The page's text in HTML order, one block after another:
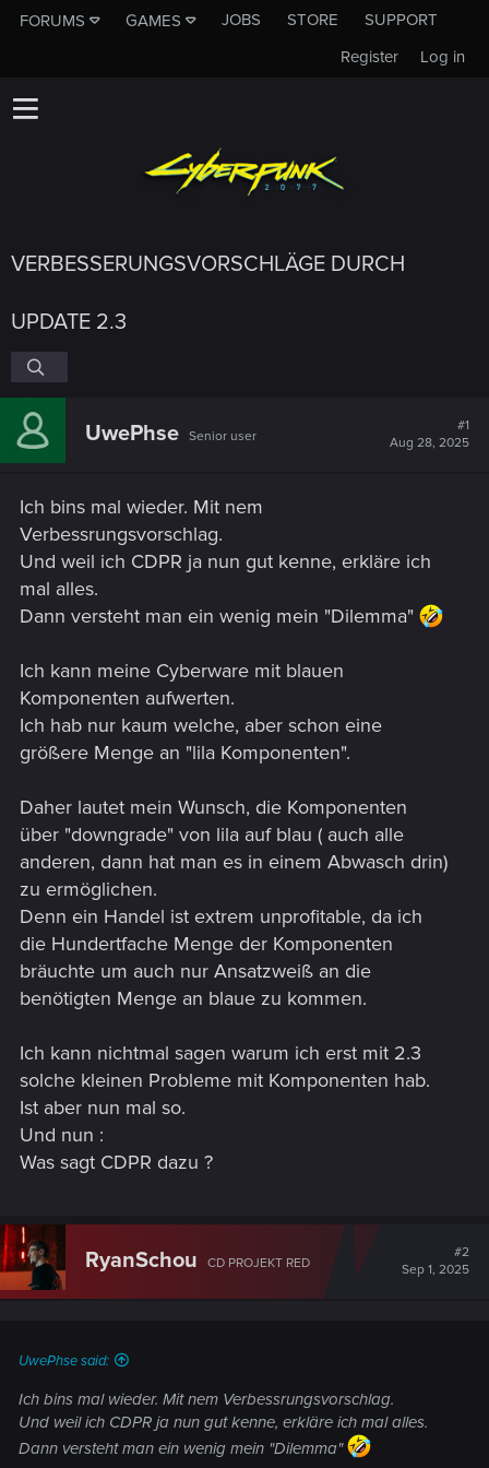
FORUMS GAMES JOBS STORE
SUPPORT
Log in
Register
VERBESSERUNGSVORSCHLÄGE DURCH
UPDATE 2.3
UwePhse Senior user
#1
Aug 28, 2025
Ich bins mal wieder. Mit nem
Verbessrungsvorschlag.
Und weil ich CDPR ja nun gut kenne, erkläre ich
mal alles.
Dann versteht man ein wenig mein "Dilemma"
Ich kann meine Cyberware mit blauen
Komponenten aufwerten.
Ich hab nur kaum welche, aber schon eine
größere Menge an "lila Komponenten".
Daher lautet mein Wunsch, die Komponenten
über "downgrade" von lila auf blau ( auch alle
anderen, dann hat man es in einem Abwasch drin)
zu ermöglichen.
Denn ein Handel ist extrem unprofitable, da ich
die Hundertfache Menge der Komponenten
bräuchte um auch nur Ansatzweiß an die
benötigten Menge an blaue zu kommen.
Ich kann nichtmal sagen warum ich erst mit 2.3
solche kleinen Probleme mit Komponenten hab.
Ist aber nun mal so.
Und nun :
Was sagt CDPR dazu ?
RyanSchou CD PROJEKT RED
#2
Sep 1, 2025
UwePhse said:
Ich bins mal wieder. Mit nem Verbessrungsvorschlag.
Und weil ich CDPR ja nun gut kenne, erkläre ich mal alles.
Dann versteht man ein wenig mein "Dilemma"